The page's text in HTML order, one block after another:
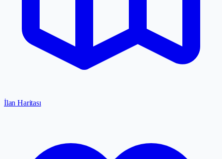
İlan Haritası